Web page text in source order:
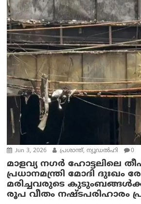
Jun 3, 2026 പ്രശാന്ത്, ന്യൂഡല്‍ഹി 0
മാളവ്യ നഗർ ഹോട്ടലിലെ
പ്രധാനമന്ത്രി മോദി ദുഃഖം
മരിച്ചവരുടെ
രൂപ വീതം നഷ്ടപരിഹാരം